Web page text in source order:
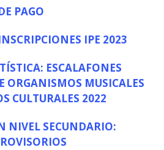
PAGO
IPE 2023
ESCALAFONES
ORGANISMOS MUSICALES
CULTURALES 2022
NIVEL SECUNDARIO: